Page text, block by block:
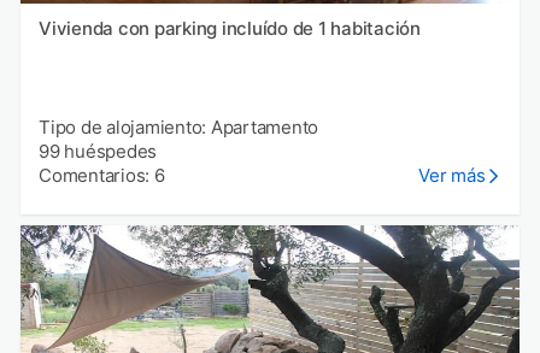
Vivienda con parking incluído de 1 habitación
Tipo de alojamiento: Apartamento
99 huéspedes
Comentarios: 6
Ver más